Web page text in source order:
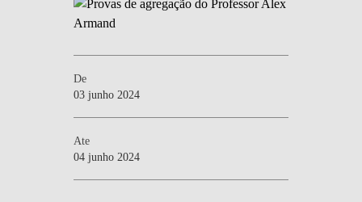
De
03 junho 2024
Ate
04 junho 2024